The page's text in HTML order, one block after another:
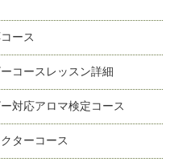
ース
コースレッスン詳細
対応アロマ検定コース
ターコース